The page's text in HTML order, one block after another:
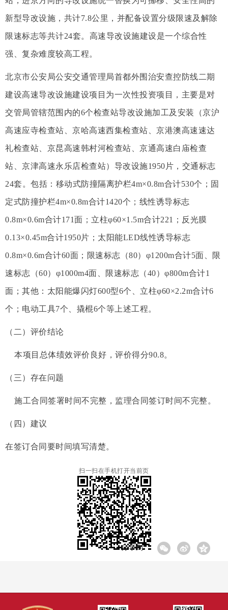
新型导改设施，共计7.8公里，并配备设置分级限速及解除
限速标志等共计24套。高速导改设施建设是一个综合性
强、复杂难度较高工程。
北京市公安局公安交通管理局首都外围治安查控防线二期
建设高速导改设施建设项目为一次性投资项目，主要是对
交管局管辖范围内的6个检查站导改设施加工及安装（京沪
高速应寺检查站、京哈高速西集检查站、京港澳高速速达
礼检查站、京昆高速韩村河检查站、京通高速白庙检查
站、京津高速永乐店检查站）导改设施1950片，交通标志
24套。包括：移动式防撞隔离护栏4m×0.8m合计530个；固
定式防撞护栏4m×0.8m合计1420个；线性诱导标志
0.8m×0.6m合计171面；立柱φ60×1.5m合计221；反光膜
0.13×0.45m合计1950片；太阳能LED线性诱导标志
0.8m×0.6m合计60面；限速标志（80）φ1200m合计5面、限
速标志（60）φ1000m4面、限速标志（40）φ800m合计1
面；其他：太阳能爆闪灯600型6个、立柱φ60×2.2m合计6
个；电动工具7个、撬棍6个等上述工程。
（二）评价结论
本项目总体绩效评价良好，评价得分90.8。
（三）存在问题
施工合同签署时间不完整，监理合同签订时间不完整。
（四）建议
在签订合同要时间填写清楚。
扫一扫在手机打开当前页
分享到: